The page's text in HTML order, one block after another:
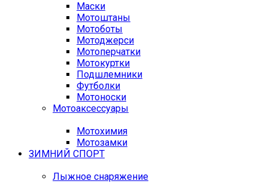
Маски
Мотоштаны
Мотоботы
Мотоджерси
Мотоперчатки
Мотокуртки
Подшлемники
Футболки
Мотоноски
Мотоаксессуары
Мотохимия
Мотозамки
ЗИМНИЙ СПОРТ
Лыжное снаряжение